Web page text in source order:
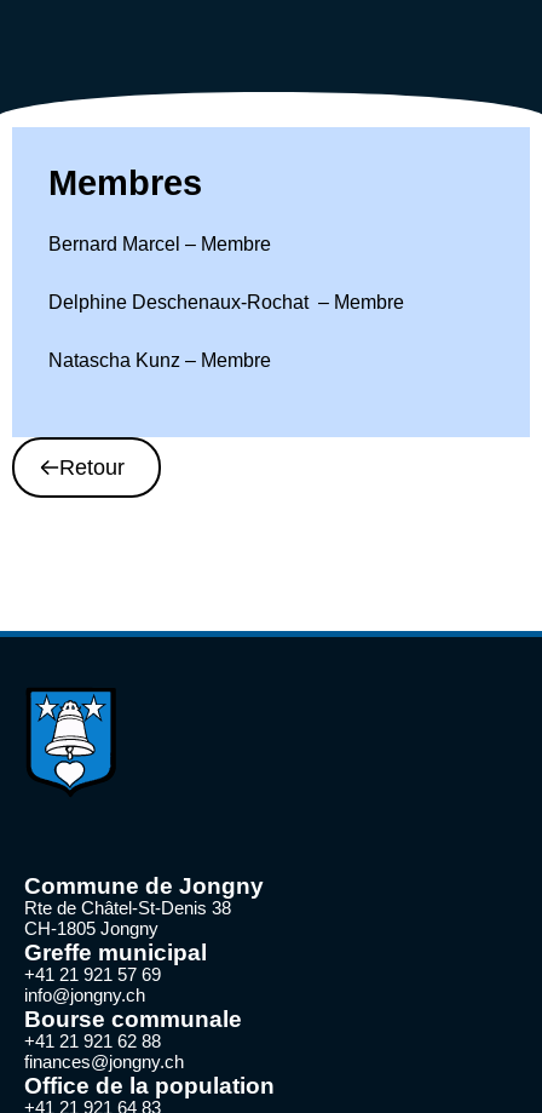
Membres
Bernard Marcel – Membre
Delphine Deschenaux-Rochat – Membre
Natascha Kunz – Membre
Retour
Commune de Jongny
Rte de Châtel-St-Denis 38
CH-1805 Jongny
Greffe municipal
+41 21 921 57 69
info@jongny.ch
Bourse communale
+41 21 921 62 88
finances@jongny.ch
Office de la population
+41 21 921 64 83